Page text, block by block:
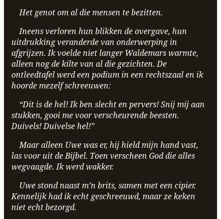
Het genot om al die mensen te bezitten.
Ineens verloren hun blikken de overgave, hun
uitdrukking veranderde van onderwerping in
afgrijzen. Ik voelde niet langer Waldemars warmte,
alleen nog de kilte van al die gezichten. De
ontleedtafel werd een podium in een rechtszaal en ik
hoorde mezelf schreeuwen:
“Dit is de hel! Ik ben slecht en pervers! Snij mij aan
stukken, gooi me voor verscheurende beesten.
Duivels! Duivelse hel!”
Maar alleen Uwe was er, hij hield mijn hand vast,
las voor uit de Bijbel. Toen verscheen God die alles
wegvaagde. Ik werd wakker.
Uwe stond naast m’n brits, samen met een cipier.
Kennelijk had ik echt geschreeuwd, maar ze keken
niet echt bezorgd.